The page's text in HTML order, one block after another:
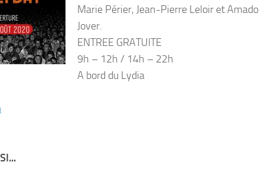
Marie Périer, Jean-Pierre Leloir et Amado
Jover.
ENTREE GRATUITE
9h – 12h / 14h – 22h
A bord du Lydia